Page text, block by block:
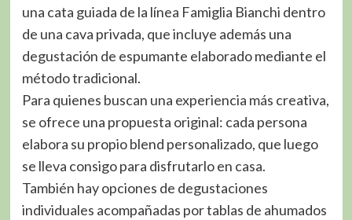
una cata guiada de la línea Famiglia Bianchi dentro
de una cava privada, que incluye además una
degustación de espumante elaborado mediante el
método tradicional.
Para quienes buscan una experiencia más creativa,
se ofrece una propuesta original: cada persona
elabora su propio blend personalizado, que luego
se lleva consigo para disfrutarlo en casa.
También hay opciones de degustaciones
individuales acompañadas por tablas de ahumados